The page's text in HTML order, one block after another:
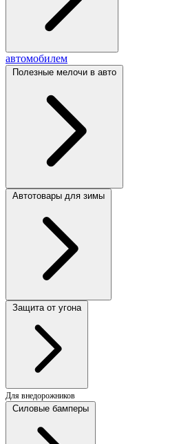
автомобилем
Полезные мелочи в авто
Автотовары для зимы
Защита от угона
Для внедорожников
Силовые бамперы